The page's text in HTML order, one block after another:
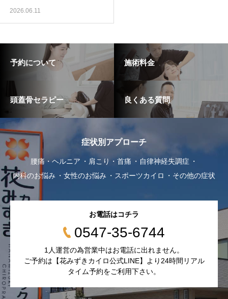
2026.06.11
予約について 施術料金
頭蓋骨セラピー 良くある質問
症状別アプローチ
腰痛・ヘルニア 肩こり・首痛
自律神経失調症
内科のお悩み
女性のお悩み スポーツカイロ その他の症状
お電話はコチラ
0547-35-6744
1人運営の為営業中はお電話に出れません。
ご予約は【花みずきカイロ公式LINE】より24時間リアル
タイム予約をご利用下さい。